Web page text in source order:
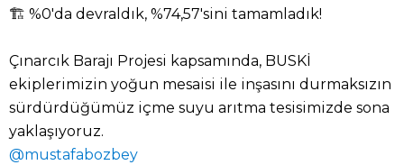
🏗️ %0'da devraldık, %74,57'sini tamamladık!
Çınarcık Barajı Projesi kapsamında, BUSKİ
ekiplerimizin yoğun mesaisi ile inşasını durmaksızın
sürdürdüğümüz içme suyu arıtma tesisimizde sona
yaklaşıyoruz.
@mustafabozbey